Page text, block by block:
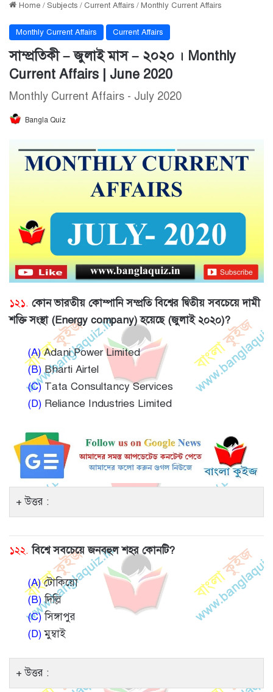
Home / Subjects / Current Affairs /Monthly Current Affairs
Monthly Current Affairs Current Affairs
সাম্প্রতিকী – জুলাই মাস – ২০২০ । Monthly
Current Affairs | June 2020
Monthly Current Affairs - July 2020
Bangla Quiz
১২১. কোন ভারতীয় কোম্পানি সম্প্রতি বিশ্বের দ্বিতীয় সবচেয়ে দামী
শক্তি সংস্থা (Energy company) হয়েছে (জুলাই ২০২০)?
(A)Adani Power Limited
(B)Bharti Airtel
(C)Tata Consultancy Services
(D) Reliance Industries Limited
উত্তর :
১২২. বিশ্বে সবচেয়ে জনবহুল শহর কোনটি?
(A)টোকিয়ো
(B)দিল্লি
(C)সিঙ্গাপুর
(D)মুম্বাই
উত্তর :